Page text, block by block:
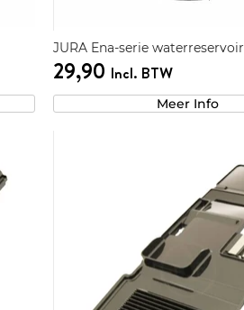
JURA Ena-serie waterreservoir
29,90 Incl. BTW
Meer Info